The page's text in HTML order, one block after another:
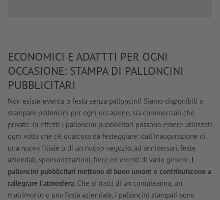
ECONOMICI E ADATTTI PER OGNI
OCCASIONE: STAMPA DI PALLONCINI
PUBBLICITARI
Non esiste evento o festa senza palloncini! Siamo disponibili a
stampare palloncini per ogni occasione, sia commerciali che
private. In effetti i palloncini pubblicitari possono essere utilizzati
ogni volta che c'è qualcosa da festeggiare: dall'inaugurazione di
una nuova filiale o di un nuovo negozio, ad anniversari, feste
aziendali, sponsorizzazioni, fiere ed eventi di vario genere. I
palloncini pubblicitari mettono di buon umore e contribuiscono a
rallegrare l'atmosfera. Che si tratti di un compleanno, un
matrimonio o una festa aziendale, i palloncini stampati sono